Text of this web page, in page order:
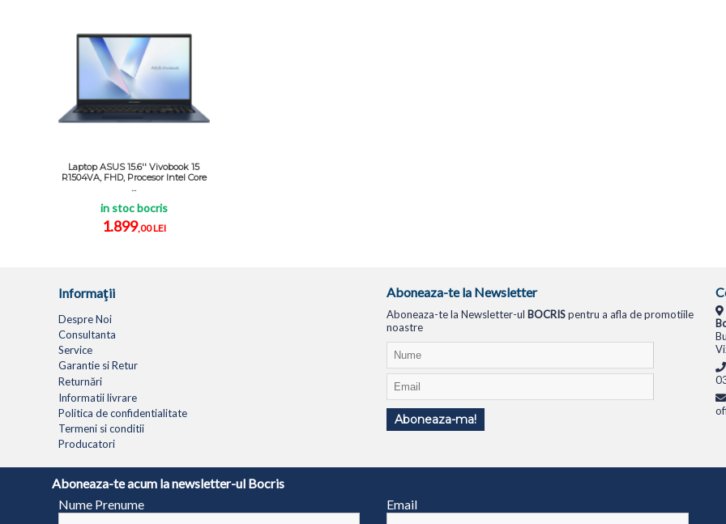
Aboneaza-te acum la newsletter-ul Bocris
Nume Prenume
Email
Laptop ASUS 15.6'' Vivobook 15
R1504VA, FHD, Procesor Intel Core
...
in stoc bocris
1.899,00 LEI
Informaţii
Despre Noi
Consultanta
Service
Garantie si Retur
Returnări
Informatii livrare
Politica de confidentialitate
Termeni si conditii
Producatori
Aboneaza-te la Newsletter
Aboneaza-te la Newsletter-ul BOCRISpentru a afla de promotiile
noastre
Aboneaza-ma!
© 1994 - 2026 BOCRIS SERV S.R.L. | CUI: RO6260085, REG. COM.: J29/2413/1994 ANPC